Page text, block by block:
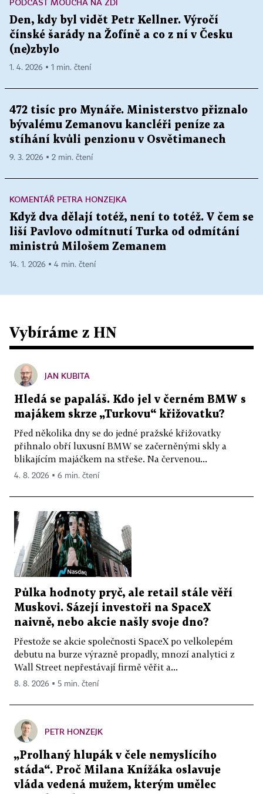
Den, kdy byl vidět Petr Kellner. Výročí
čínské šarády na Žofíně a co z ní v Česku
(ne)zbylo
1. 4. 2026 ▪ 1 min. čtení
472 tisíc pro Mynáře. Ministerstvo přiznalo
bývalému Zemanovu kancléři peníze za
stíhání kvůli penzionu v Osvětimanech
9. 3. 2026 ▪ 2 min. čtení
KOMENTÁŘ PETRA HONZEJKA
Když dva dělají totéž, není to totéž. V čem se
liší Pavlovo odmítnutí Turka od odmítání
ministrů Milošem Zemanem
14. 1. 2026 ▪ 4 min. čtení
Vybíráme z HN
JAN KUBITA
Hledá se papaláš. Kdo jel v černém BMW s
majákem skrze „Turkovu“ křižovatku?
Před několika dny se do jedné pražské křižovatky
přihnalo obří luxusní BMW se začerněnými skly a
blikajícím majáčkem na střeše. Na červenou...
4. 8. 2026 ▪ 6 min. čtení
Půlka hodnoty pryč, ale retail stále věří
Muskovi. Sázejí investoři na SpaceX
naivně, nebo akcie našly svoje dno?
Přestože se akcie společnosti SpaceX po velkolepém
debutu na burze výrazně propadly, mnozí analytici z
Wall Street nepřestávají firmě věřit a...
8. 8. 2026 ▪ 5 min. čtení
PETR HONZEJK
„Prolhaný hlupák v čele nemyslícího
stáda“. Proč Milana Knížáka oslavuje
vláda vedená mužem, kterým umělec